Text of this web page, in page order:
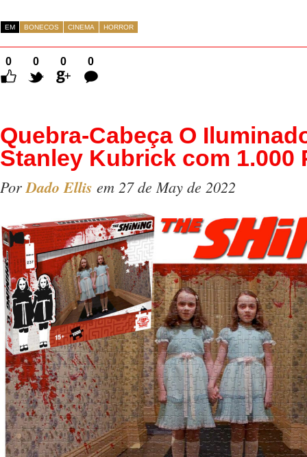
EM BONECOS CINEMA HORROR
0 0 0
0
Comentários
Quebra-Cabeça O
Stanley Kubrick com 1.000
PorDado Ellis em 27 de May de 2022